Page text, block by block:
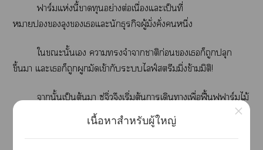
ฟาร์มแห่งนี้าทุนอย่างต่อเนื่องแะเป็นที่
หมายลุงเแะนักธุรกิจผู้มั่งคั่งหนึ่ง
ใะนั้นเ าจำาาติก่อนเก็ถูกปลุก
ขึ้นา แะเก็ถูกผูกมัดเข้ากับะไลฟ์สตรีมมิ่งข้ามมิติ!
านั้นเป็นต้นา ซู่จิ่วจึงเริ่มต้นาเดินาเพื่อฟื้นฟูฟาร์มไม้
เขียวชอุ่มด้วยาาสินค้าผ่านไลฟ์สตรีมมิ่งข้ามโต่างๆ —
าข้าวปี่จิงใยุคหลังวันสิ้นโ
เนื้อหาสำหรับผู้ใหญ่
×